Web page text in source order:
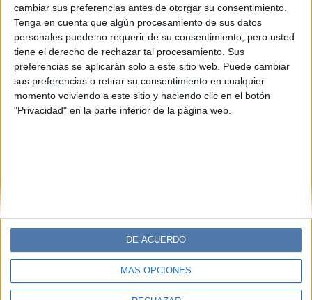
cambiar sus preferencias antes de otorgar su consentimiento.
Tenga en cuenta que algún procesamiento de sus datos
personales puede no requerir de su consentimiento, pero usted
tiene el derecho de rechazar tal procesamiento. Sus
preferencias se aplicarán solo a este sitio web. Puede cambiar
sus preferencias o retirar su consentimiento en cualquier
momento volviendo a este sitio y haciendo clic en el botón
"Privacidad" en la parte inferior de la página web.
MÁS OPCIONES
DE ACUERDO
bolsos soñada para cualquier armario
El actor que cautivó con sus papeles en “Euphoria” y “El
Stand de los Besos” tiene los accesorios que todas
soñamos. De mano, al estilo bandolera. XL, Jacob Elordi
nos muestra cómo lucirlos en cada ocasión.